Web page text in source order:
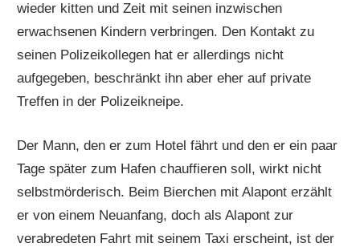
wieder kitten und Zeit mit seinen inzwischen
erwachsenen Kindern verbringen. Den Kontakt zu
seinen Polizeikollegen hat er allerdings nicht
aufgegeben, beschränkt ihn aber eher auf private
Treffen in der Polizeikneipe.
Der Mann, den er zum Hotel fährt und den er ein paar
Tage später zum Hafen chauffieren soll, wirkt nicht
selbstmörderisch. Beim Bierchen mit Alapont erzählt
er von einem Neuanfang, doch als Alapont zur
verabredeten Fahrt mit seinem Taxi erscheint, ist der